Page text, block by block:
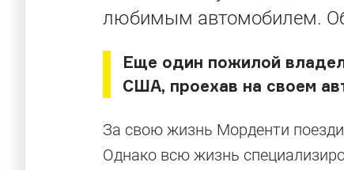
любимым автомобилем.
Еще один пожилой
США, проехав на своем
За свою жизнь Морденти
Однако всю жизнь